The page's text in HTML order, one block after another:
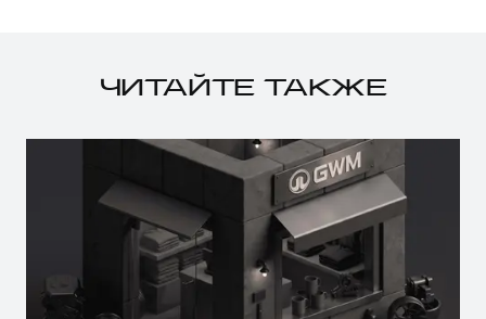
ЧИТАЙТЕ ТАКЖЕ